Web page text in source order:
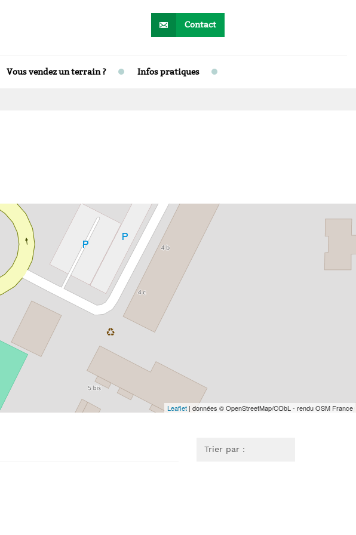
Contact
Vous vendez un terrain ? Infos pratiques
Leaflet | données © OpenStreetMap/ODbL - rendu OSM France